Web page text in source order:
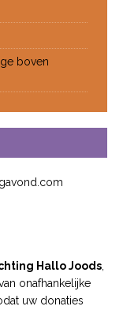
boven
Hallo Joods,
onafhankelijke
uw donaties